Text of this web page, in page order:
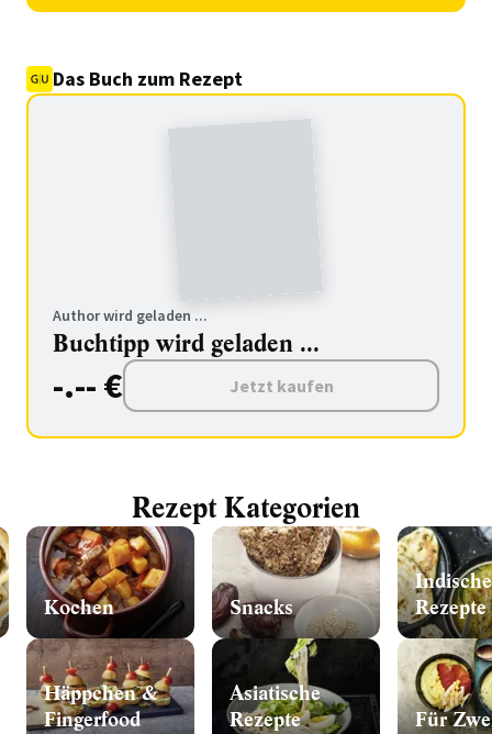
Das Buch zum Rezept
Author wird geladen ...
Buchtipp wird geladen ...
-.-- € Jetzt kaufen
Rezept Kategorien
Kochen
Häppchen &
Fingerfood
Snacks
Asiatische
Rezepte
Indische
Rezepte
Für